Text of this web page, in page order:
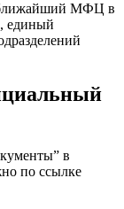
ближайший МФЦ в
единый
в
по ссылке